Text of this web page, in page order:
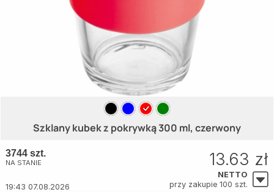
Szklany kubek z pokrywką 300 ml, czerwony
3744 szt.
NA STANIE
19:43 07.08.2026
13.63 zł
NETTO
przy zakupie 100 szt.